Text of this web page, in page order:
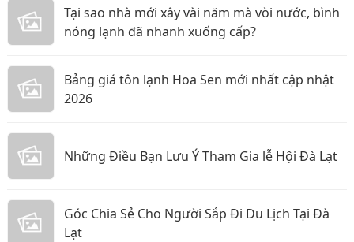
Tại sao nhà mới xây vài năm mà vòi nước, bình
nóng lạnh đã nhanh xuống cấp?
Bảng giá tôn lạnh Hoa Sen mới nhất cập nhật
2026
Những Điều Bạn Lưu Ý Tham Gia lễ Hội Đà Lạt
Góc Chia Sẻ Cho Người Sắp Đi Du Lịch Tại Đà
Lạt